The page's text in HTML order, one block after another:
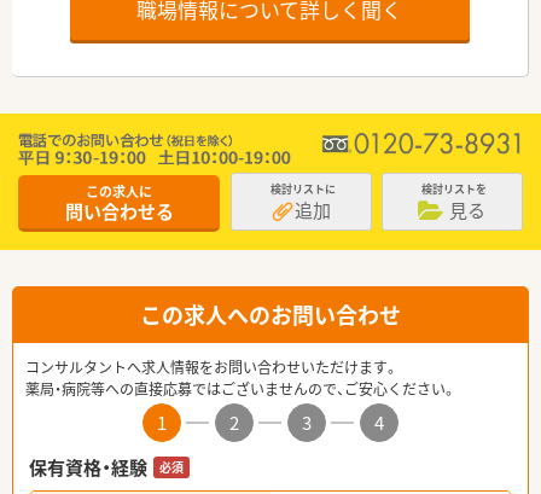
職場情報について詳しく聞く
この求人に
問い合わせる
検討リストに
追加
検討リストを
見る
この求人へのお問い合わせ
コンサルタントへ求人情報をお問い合わせいただけます。
薬局・病院等への直接応募ではございませんので、ご安心ください。
1 2 3
4
保有資格・経験
必須